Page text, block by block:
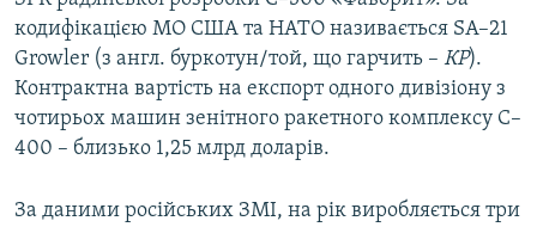
кодифікацією МО США та НАТО називається SA–21
Growler (з англ. буркотун/той, що гарчить – КР).
Контрактна вартість на експорт одного дивізіону з
чотирьох машин зенітного ракетного комплексу С–
400 – близько 1,25 млрд доларів.
За даними російських ЗМІ, на рік виробляється три